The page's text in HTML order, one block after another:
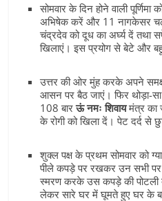
सोमवार के दिन होने वाली
अभिषेक करें और 11 नागकेसर
चंद्रदेव को दूध का अर्घ्य दें तथा
खिलाएं। इस प्रयोग से बेटे और
उत्तर की ओर मुंह करके अपने
आसन पर बैठ जाएं। फिर थोड़ा-
108 बारऊं नमः शिवायमंत्र का
के रोगी को खिला दें। पेट दर्द से
शुक्ल पक्ष के प्रथम सोमवार को
पीले कपड़े पर रखकर उन सभी
स्मरण करके उस कपड़े की पोटली
लेकर सारे घर में घूमते हुए घर के